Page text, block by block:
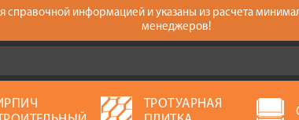
справочной информацией и указаны из расчета
менеджеров!
ТРОТУАРНАЯ